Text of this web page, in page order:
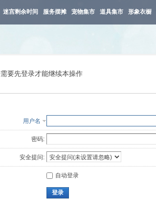
迷宫剩余时间 服务摆摊 宠物集市 道具集市 形象衣橱
要先登录才能继续本操作
用户名
密码:
安全提问:
自动登录
登录